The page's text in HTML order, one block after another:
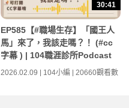
30:41
EP585【#職場生存】「國王人
馬」來了，我該走嗎？！ (#cc
字幕 ) | 104職涯診所Podcast
2026.02.09 | 104小編 | 20660觀看數